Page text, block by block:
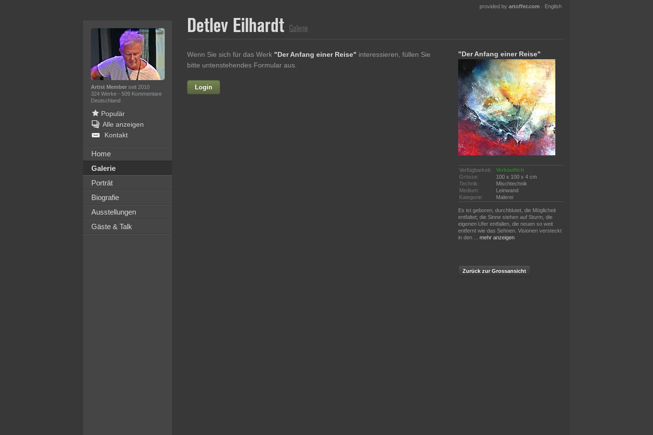
Artist Memberseit 2010
324 Werke · 509 Kommentare
Deutschland
Populär
Alle anzeigen
Kontakt
Home
Galerie
Porträt
Biografie
Ausstellungen
Gäste & Talk
provided by artoffer.com · English
Detlev Eilhardt Galerie
Wenn Sie sich für das Werk "Der Anfang einer Reise" interessieren, füllen Sie
bitte untenstehendes Formular aus.
Login
"Der Anfang einer Reise"
Verfügbarkeit:
Verkäuflich
Grösse:
100 x 100 x 4 cm
Technik:
Mischtechnik
Medium:
Leinwand
Kategorie:
Malerei
Es ist geboren, durchblutet, die Möglicheit
entfaltet; die Sinne stehen auf Sturm, die
eigenen Ufer entfallen, die neuen so weit
entfernt wie das Sehnen. Visionen versteckt
in den
mehr anzeigen
Zurück zur Grossansicht